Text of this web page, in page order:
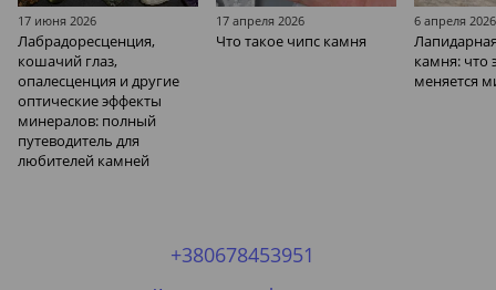
17 июня 2026
Лабрадоресценция,
кошачий глаз,
опалесценция и другие
оптические эффекты
минералов: полный
путеводитель для
любителей камней
17 апреля 2026
Что такое чипс камня
6 апреля 2026
камня: что
меняется
+380678453951